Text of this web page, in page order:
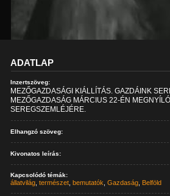
ADATLAP
Inzertszöveg:
MEZŐGAZDASÁGI KIÁLLÍTÁS. GAZDÁINK
MEZŐGAZDASÁG MÁRCIUS 22-ÉN
SEREGSZEMLÉJÉRE.
Elhangzó szöveg:
Kivonatos leírás:
Kapcsolódó témák:
állatvilág ,természet ,bemutatók ,Gazdaság Belföld